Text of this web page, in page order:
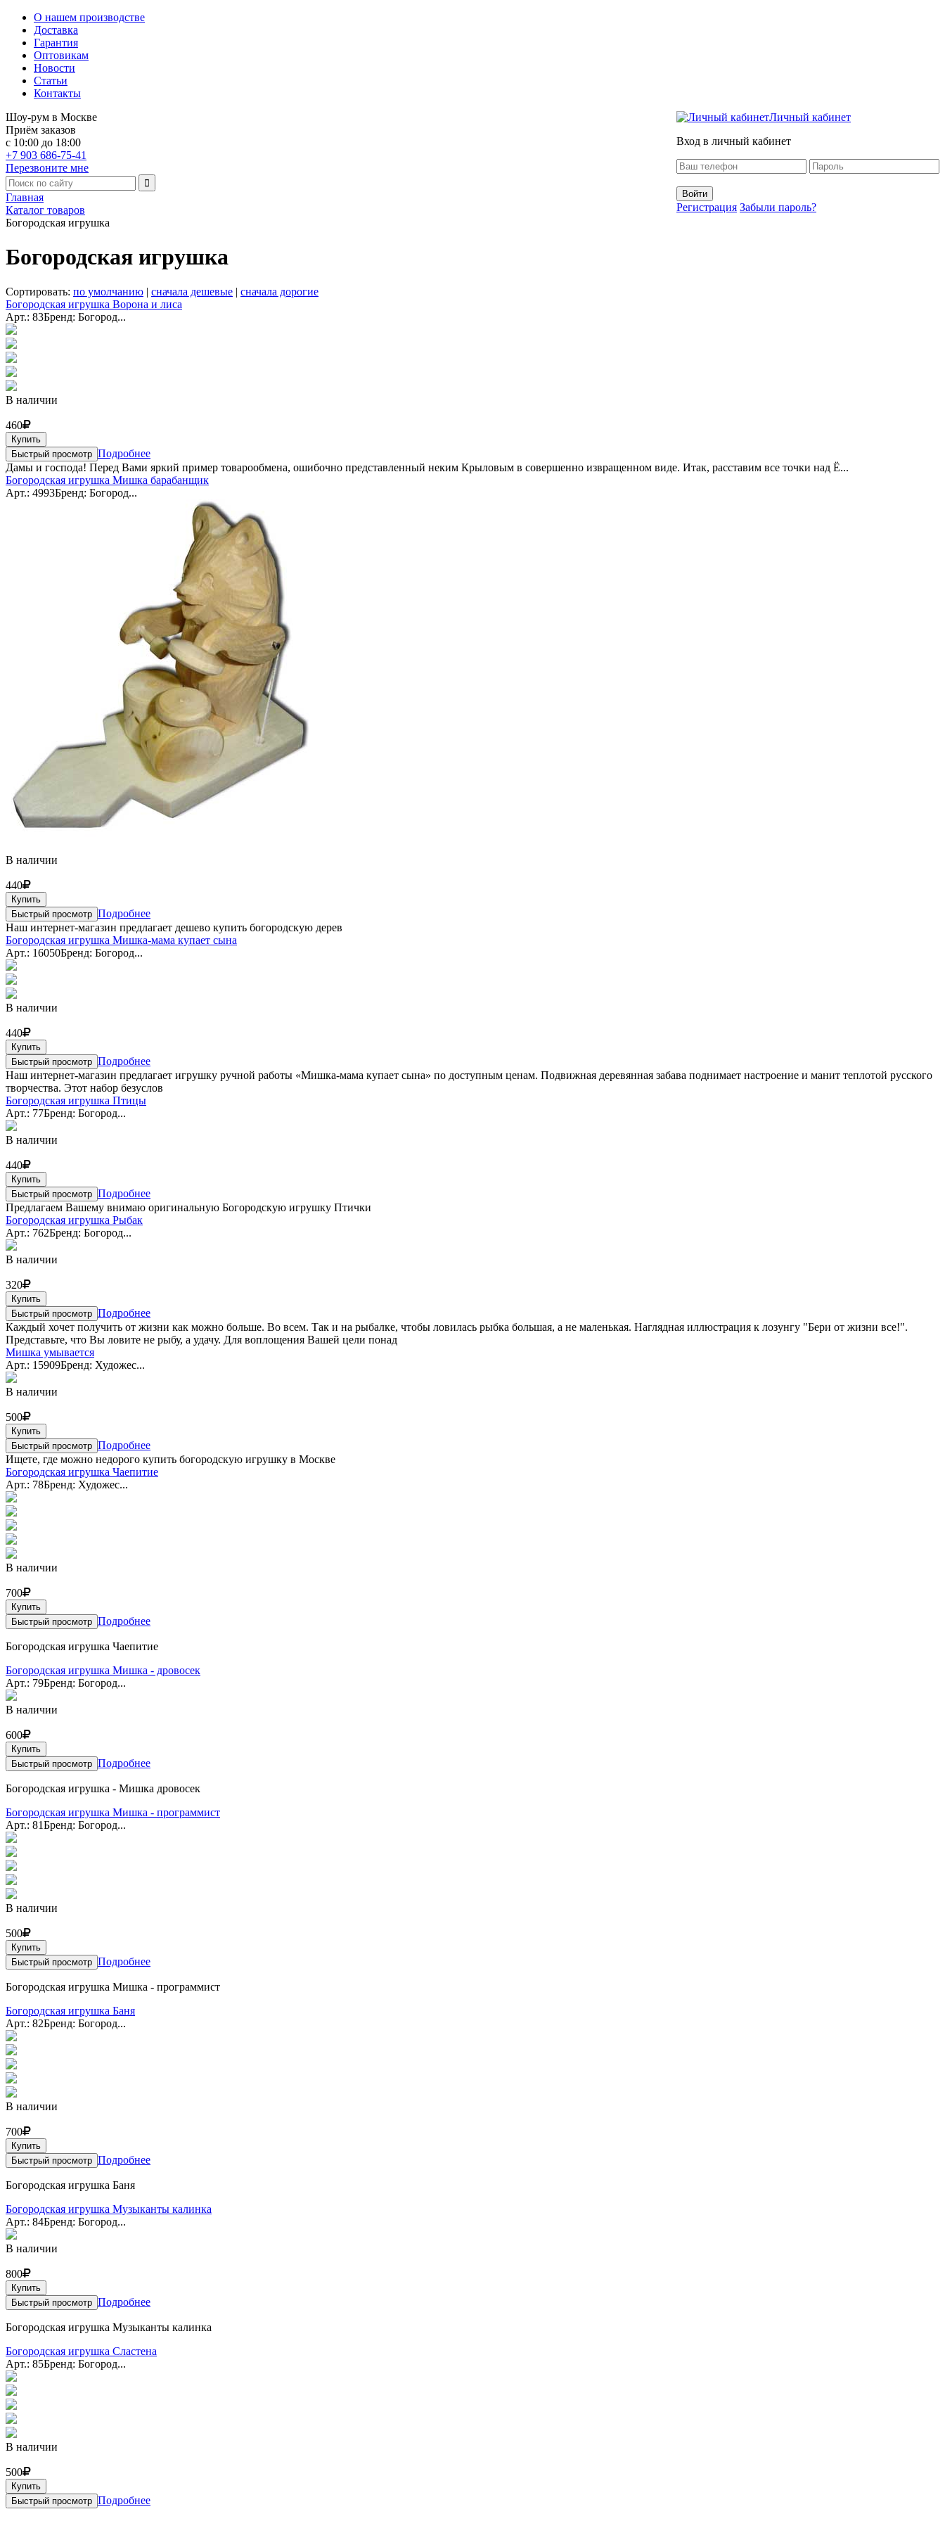
О нашем производстве
Доставка
Гарантия
Оптовикам
Новости
Статьи
Контакты
Личный кабинет
Вход в личный кабинет
Регистрация Забыли пароль?
Шоу-рум в Москве
Приём заказов
с 10:00 до 18:00
+7 903 686-75-41
Перезвоните мне
Главная
Каталог товаров
Богородская игрушка
Богородская игрушка
Сортировать: по умолчанию | сначала дешевые | сначала дорогие
Богородская игрушка Ворона и лиса
Арт.: 83Бренд: Богород...
В наличии
460
Купить
Быстрый просмотр Подробнее
Дамы и господа! Перед Вами яркий пример товарообмена, ошибочно представленный неким Крыловым в совершенно извращенном виде. Итак, расставим все точки над Ё...
Богородская игрушка Мишка барабанщик
Арт.: 4993Бренд: Богород...
В наличии
440
Купить
Быстрый просмотр Подробнее
Наш интернет-магазин предлагает дешево купить богородскую дерев
Богородская игрушка Мишка-мама купает сына
Арт.: 16050Бренд: Богород...
В наличии
440
Купить
Быстрый просмотр Подробнее
Наш интернет-магазин предлагает игрушку ручной работы «Мишка-мама купает сына» по доступным ценам. Подвижная деревянная забава поднимает настроение и манит теплотой русского
творчества. Этот набор безуслов
Богородская игрушка Птицы
Арт.: 77Бренд: Богород...
В наличии
440
Купить
Быстрый просмотр Подробнее
Предлагаем Вашему внимаю оригинальную Богородскую игрушку Птички
Богородская игрушка Рыбак
Арт.: 762Бренд: Богород...
В наличии
320
Купить
Быстрый просмотр Подробнее
Каждый хочет получить от жизни как можно больше. Во всем. Так и на рыбалке, чтобы ловилась рыбка большая, а не маленькая. Наглядная иллюстрация к лозунгу "Бери от жизни все!".
Представьте, что Вы ловите не рыбу, а удачу. Для воплощения Вашей цели понад
Мишка умывается
Арт.: 15909Бренд: Художес...
В наличии
500
Купить
Быстрый просмотр Подробнее
Ищете, где можно недорого купить богородскую игрушку в Москве
Богородская игрушка Чаепитие
Арт.: 78Бренд: Художес...
В наличии
700
Купить
Быстрый просмотр Подробнее
Богородская игрушка Чаепитие
Богородская игрушка Мишка - дровосек
Арт.: 79Бренд: Богород...
В наличии
600
Купить
Быстрый просмотр Подробнее
Богородская игрушка - Мишка дровосек
Богородская игрушка Мишка - программист
Арт.: 81Бренд: Богород...
В наличии
500
Купить
Быстрый просмотр Подробнее
Богородская игрушка Мишка - программист
Богородская игрушка Баня
Арт.: 82Бренд: Богород...
В наличии
700
Купить
Быстрый просмотр Подробнее
Богородская игрушка Баня
Богородская игрушка Музыканты калинка
Арт.: 84Бренд: Богород...
В наличии
800
Купить
Быстрый просмотр Подробнее
Богородская игрушка Музыканты калинка
Богородская игрушка Сластена
Арт.: 85Бренд: Богород...
В наличии
500
Купить
Быстрый просмотр Подробнее